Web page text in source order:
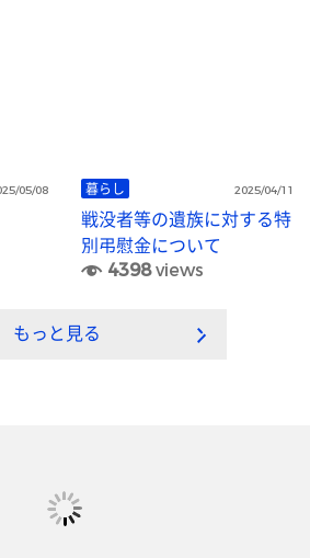
05/08 暮らし 2025/04/11
戦没者等の遺族に対する特
別弔慰金について
4398views
もっと見る